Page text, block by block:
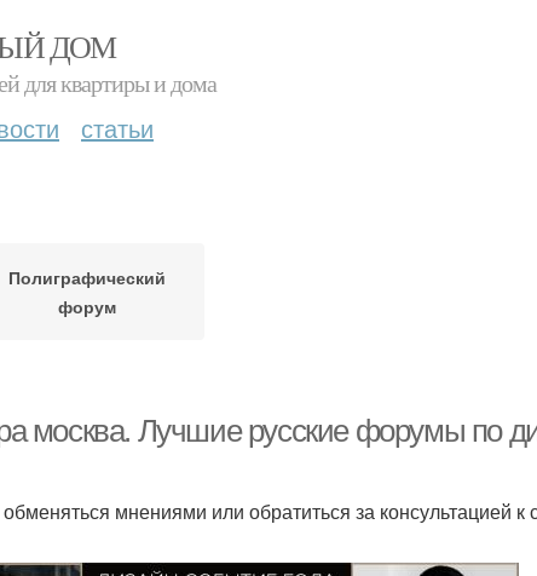
ДОМ
для квартиры и дома
статьи
Полиграфический
форум
москва. Лучшие русские форумы по
мнениями или обратиться за консультацией к